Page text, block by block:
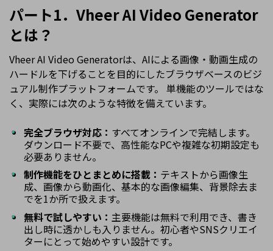
パート1．Vheer AI Video Generator
とは？
Vheer AI Video Generatorは、AIによる画像・動画生成の
ハードルを下げることを目的にしたブラウザベースのビジ
ュアル制作プラットフォームです。 単機能のツールではな
く、実際には次のような特徴を備えています。
完全ブラウザ対応： すべてオンラインで完結します。
ダウンロード不要で、高性能なPCや複雑な初期設定も
必要ありません。
制作機能をひとまとめに搭載： テキストから画像生
成、画像から動画化、基本的な画像編集、背景除去ま
でを1か所で扱えます。
無料で試しやすい： 主要機能は無料で利用でき、書き
出し時に透かしも入りません。初心者やSNSクリエイ
ターにとって始めやすい設計です。